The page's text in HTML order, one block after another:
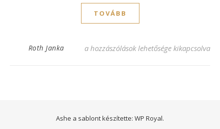
TOVÁBB
Roth Janka Csörögefánk recept – Készítsd el otthon
a hozzászólások lehetősége kikapcsolva
Ashe a sablont készítette: WP Royal.